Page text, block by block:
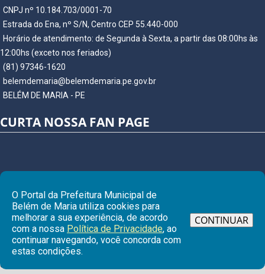
CNPJ nº 10.184.703/0001-70
Estrada do Ena, nº S/N, Centro CEP 55.440-000
Horário de atendimento: de Segunda à Sexta, a partir das 08:00hs às
12:00hs (exceto nos feriados)
(81) 97346-1620
belemdemaria@belemdemaria.pe.gov.br
BELÉM DE MARIA - PE
CURTA NOSSA FAN PAGE
© Copyright 2026 Prefeitura Municipal de BELÉM DE MARIA | Todos os
direitos reservados
O Portal da Prefeitura Municipal de
Belém de Maria utiliza cookies para
melhorar a sua experiência, de acordo
com a nossa Política de Privacidade, ao
continuar navegando, você concorda com
estas condições.
CONTINUAR